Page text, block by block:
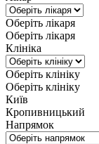
Оберіть лікаря
Оберіть лікаря
Клініка
Оберіть клініку
Оберіть клініку
Київ
Кропивницький
Напрямок